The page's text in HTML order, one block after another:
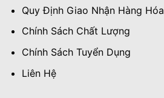
Quy Định Giao Nhận Hàng Hóa
Chính Sách Chất Lượng
Chính Sách Tuyển Dụng
Liên Hệ